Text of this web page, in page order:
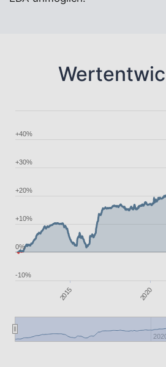
2015 2020
-10%
0%
+10%
+20%
+30%
+40%